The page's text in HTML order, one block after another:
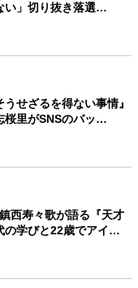
い」切り抜き落選…
せざるを得ない事情』
里がSNSのバッ…
西寿々歌が語る『天才
の学びと22歳でアイ…